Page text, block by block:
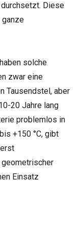
Diese
solche
zwar eine
Tausendstel, aber
20 Jahre lang
problemlos in
+150 °C, gibt
Einsatz